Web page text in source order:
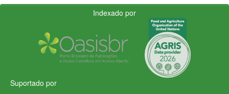
Indexado por
Suportado por